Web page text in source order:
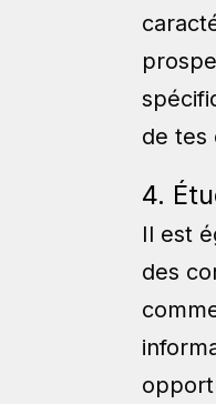
de tes
4.
Il est
des